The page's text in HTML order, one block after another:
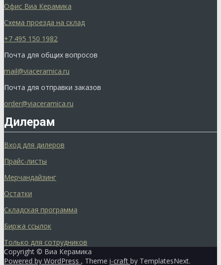
Офис Виа Керамика
Схема проезда на склад
+7 495 150 1982
Почта для общих вопросов
mail@viaceramica.ru
Почта для отправки заказов
order@viaceramica.ru
Дилерам
Вход для дилеров
Прайс-листы
Мерчандайзинг
Остатки
Складская программа
Биржа ссылок
Только для сотрудников
Copyright © Виа Керамика
Powered by WordPress , Theme i-craft by TemplatesNext.